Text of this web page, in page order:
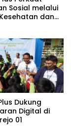
Sosial melalui
dan
Dukung
Digital di
01